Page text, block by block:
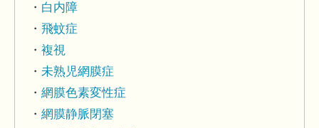
白内障
飛蚊症
複視
未熟児網膜症
網膜色素変性症
網膜静脈閉塞